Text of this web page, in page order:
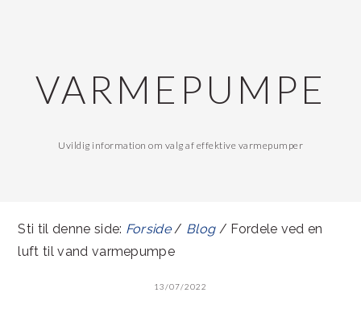
primær
navigationVARMEPUMPE
Uvildig information om valg af effektive varmepumper
Sti til denne side: Forside/ Blog/ Fordele ved en
luft til vand varmepumpe
13/07/2022